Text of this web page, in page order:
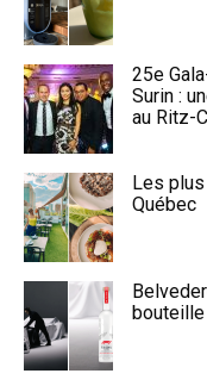
25e
Surin :
au Ritz-
Les
Québec
bouteille